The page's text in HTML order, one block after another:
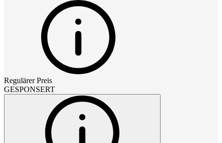
Regulärer Preis
GESPONSERT